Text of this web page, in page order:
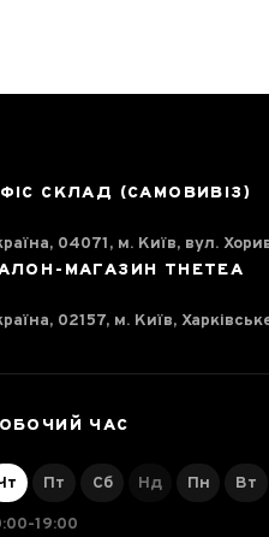
СКЛАД (САМОВИВІЗ)
04071, м. Київ, вул.
МАГАЗИН THETEA
02157, м. Київ,
ЧАС
Пт Сб Нд Пн Вт
19:00